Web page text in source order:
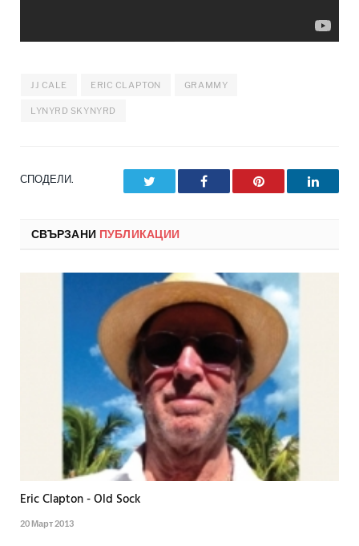
JJ CALE ERIC CLAPTON GRAMMY
LYNYRD SKYNYRD
СПОДЕЛИ. Facebook Pinterest
СВЪРЗАНИ ПУБЛИКАЦИИ
Eric Clapton - Old Sock
20 Март 2013